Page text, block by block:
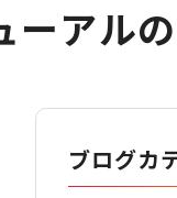
アル
ブログカ